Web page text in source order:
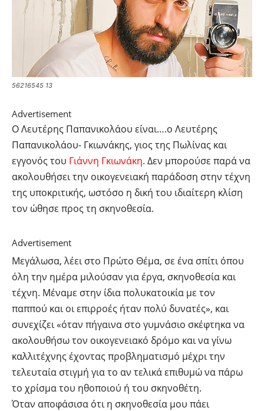
56216545 13
Advertisement
Ο Λευτέρης Παπανικολάου είναι….ο Λευτέρης
Παπανικολάου- Γκιωνάκης, γιος της Πωλίνας και
εγγονός του Γιάννη Γκιωνάκη. Δεν μπορούσε παρά να
ακολουθήσει την οικογενειακή παράδοση στην τέχνη
της υποκριτικής, ωστόσο η δική του ιδιαίτερη κλίση
τον ώθησε προς τη σκηνοθεσία.
Advertisement
Μεγάλωσα, λέει στο Πρώτο Θέμα, σε ένα σπίτι όπου
όλη την ημέρα μιλούσαν για έργα, σκηνοθεσία και
τέχνη. Μέναμε στην ίδια πολυκατοικία με τον
παππού και οι επιρροές ήταν πολύ δυνατές», και
συνεχίζει «όταν πήγαινα στο γυμνάσιο σκέφτηκα να
ακολουθήσω τον οικογενειακό δρόμο και να γίνω
καλλιτέχνης έχοντας προβληματισμό μέχρι την
τελευταία στιγμή για το αν τελικά επιθυμώ να πάρω
το χρίσμα του ηθοποιού ή του σκηνοθέτη.
Όταν αποφάσισα ότι η σκηνοθεσία μου πάει